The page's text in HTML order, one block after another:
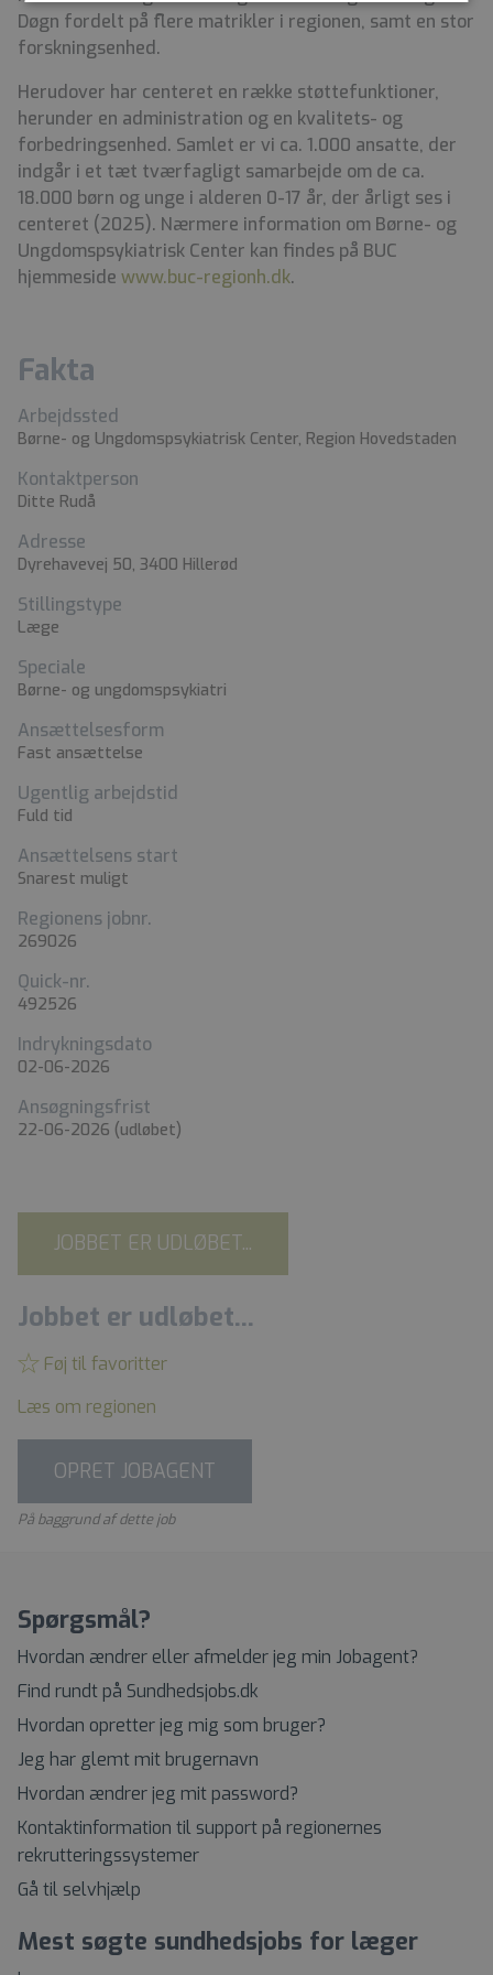
Døgn fordelt på flere matrikler i regionen, samt en stor
forskningsenhed.
Herudover har centeret en række støttefunktioner,
herunder en administration og en kvalitets- og
forbedringsenhed. Samlet er vi ca. 1.000 ansatte, der
indgår i et tæt tværfagligt samarbejde om de ca.
18.000 børn og unge i alderen 0-17 år, der årligt ses i
centeret (2025). Nærmere information om Børne- og
Ungdomspsykiatrisk Center kan findes på BUC
hjemmeside www.buc-regionh.dk.
Fakta
Arbejdssted
Børne- og Ungdomspsykiatrisk Center, Region Hovedstaden
Kontaktperson
Ditte Rudå
Adresse
Dyrehavevej 50, 3400 Hillerød
Stillingstype
Læge
Speciale
Børne- og ungdomspsykiatri
Ansættelsesform
Fast ansættelse
Ugentlig arbejdstid
Fuld tid
Ansættelsens start
Snarest muligt
Regionens jobnr.
269026
Quick-nr.
492526
Indrykningsdato
02-06-2026
Ansøgningsfrist
22-06-2026 (udløbet)
JOBBET ER UDLØBET...
Jobbet er udløbet...
Føj til favoritter
Læs om regionen
OPRET JOBAGENT
På baggrund af dette job
Spørgsmål?
Hvordan ændrer eller afmelder jeg min Jobagent?
Find rundt på Sundhedsjobs.dk
Hvordan opretter jeg mig som bruger?
Jeg har glemt mit brugernavn
Hvordan ændrer jeg mit password?
Kontaktinformation til support på regionernes
rekrutteringssystemer
Gå til selvhjælp
Mest søgte sundhedsjobs for læger